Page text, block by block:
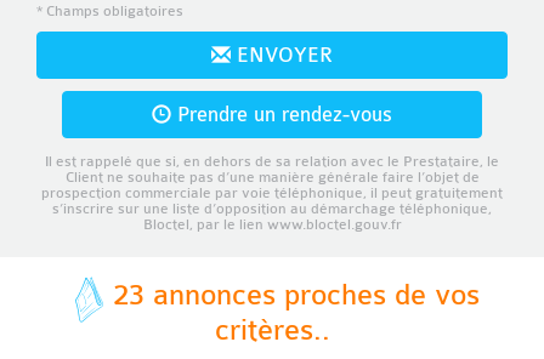
* Champs obligatoires
ENVOYER
Prendre un rendez-vous
Il est rappelé que si, en dehors de sa relation avec le Prestataire, le
Client ne souhaite pas d’une manière générale faire l’objet de
prospection commerciale par voie téléphonique, il peut gratuitement
s’inscrire sur une liste d’opposition au démarchage téléphonique,
Bloctel, par le lien www.bloctel.gouv.fr
23 annonces proches de vos
critères..